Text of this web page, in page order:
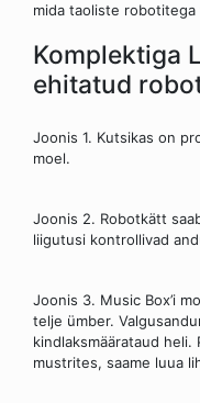
mida taoliste robotitega
Komplektiga
ehitatud
Joonis 1. Kutsikas on
moel.
Joonis 2. Robotkätt
liigutusi kontrollivad
Joonis 3. Music Box’i
telje ümber.
kindlaksmäärataud
mustrites, saame luua